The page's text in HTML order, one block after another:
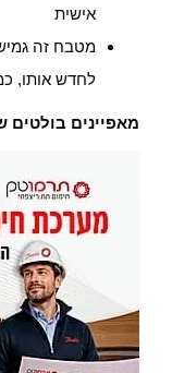
אישית
מטבח זה
לחדש אותו,
מאפיינים